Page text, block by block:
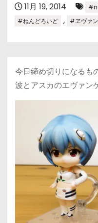
11月 19, 2014
#ねんどろいど , #ヱヴァ
今日締め切りになるも
波とアスカのエヴァン